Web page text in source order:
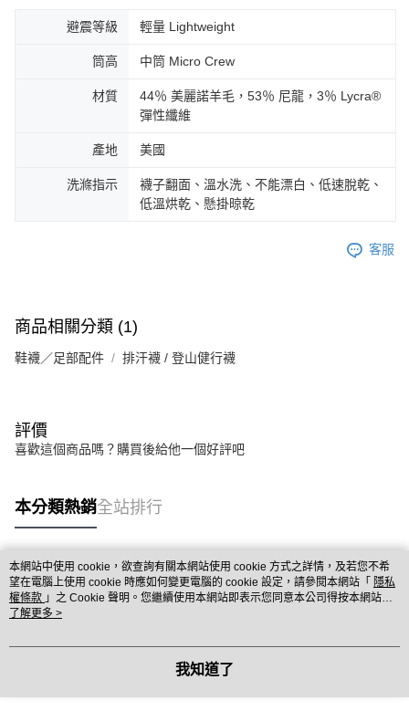
避震等級 輕量 Lightweight
筒高 中筒 Micro Crew
材質
44％ 美麗諾羊毛，53％ 尼龍，3％ Lycra®
彈性纖維
產地 美國
洗滌指示
襪子翻面、溫水洗、不能漂白、低速脫乾、
低溫烘乾、懸掛晾乾
客服
商品相關分類 (1)
鞋襪／足部配件 排汗襪 / 登山健行襪
評價
喜歡這個商品嗎？購買後給他一個好評吧
本分類熱銷全站排行
熱門標籤
本網站中使用 cookie，欲查詢有關本網站使用 cookie 方式之詳情，及若您不希
望在電腦上使用 cookie 時應如何變更電腦的 cookie 設定，請參閱本網站「 隱私
權條款 」之 Cookie 聲明。您繼續使用本網站即表示您同意本公司得按本網站使
用條款之 Cookie 聲明使用 cookie。
了解更多 >
我知道了